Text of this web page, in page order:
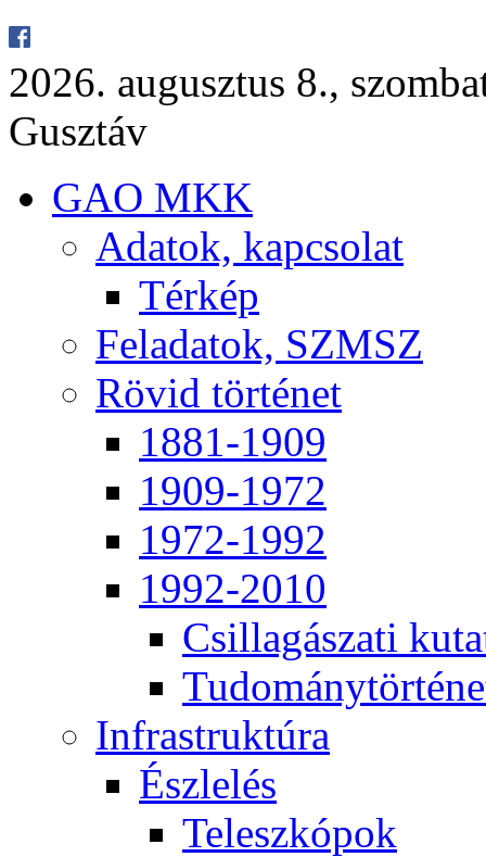
2026. au­gusz­tus 8.,
Gusz­táv
GAO MKK
Ada­tok, kap­cso­lat
Tér­kép
Fel­ada­tok, SZMSZ
Rö­vid tör­té­net
1881-1909
1909-1972
1972-1992
1992-2010
Csil­la­gá­sza­ti
Inf­ra­struk­tú­ra
Ész­le­lés
Te­lesz­kó­pok